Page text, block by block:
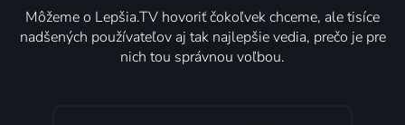
Môžeme o Lepšia.TV hovoriť čokoľvek chceme, ale tisíce
nadšených používateľov aj tak najlepšie vedia, prečo je pre
nich tou správnou voľbou.